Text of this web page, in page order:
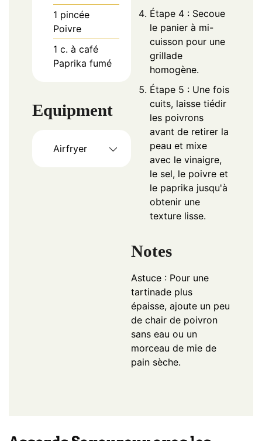
1 pincée
Poivre
1 c. à café
Paprika fumé
Equipment
Airfryer
Étape 4 : Secoue
le panier à mi-
cuisson pour une
grillade
homogène.
Étape 5 : Une fois
cuits, laisse tiédir
les poivrons
avant de retirer la
peau et mixe
avec le vinaigre,
le sel, le poivre et
le paprika jusqu'à
obtenir une
texture lisse.
Notes
Astuce : Pour une
tartinade plus
épaisse, ajoute un peu
de chair de poivron
sans eau ou un
morceau de mie de
pain sèche.